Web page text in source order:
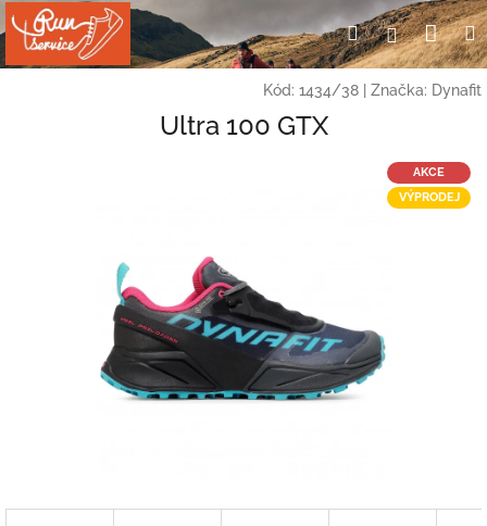
na
obsah
HledatPřihlášení
Kód: 1434/38 Značka: Dynafit
Ultra 100 GTX
AKCE
VÝPRODEJ